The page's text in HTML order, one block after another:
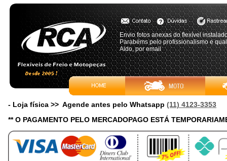
Envio fotos anexas do flexível
Parabéms pelo profissionalismo e
Aldo, por email
- Loja física >> Agende antes pelo Whatsapp (11) 4123-3353
** O PAGAMENTO PELO MERCADOPAGO ESTÁ